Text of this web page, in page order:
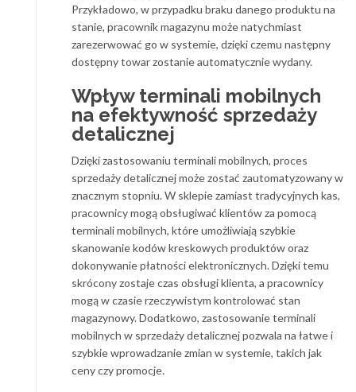
Przykładowo, w przypadku braku danego produktu na
stanie, pracownik magazynu może natychmiast
zarezerwować go w systemie, dzięki czemu następny
dostępny towar zostanie automatycznie wydany.
Wpływ terminali mobilnych
na efektywność sprzedaży
detalicznej
Dzięki zastosowaniu terminali mobilnych, proces
sprzedaży detalicznej może zostać zautomatyzowany w
znacznym stopniu. W sklepie zamiast tradycyjnych kas,
pracownicy mogą obsługiwać klientów za pomocą
terminali mobilnych, które umożliwiają szybkie
skanowanie kodów kreskowych produktów oraz
dokonywanie płatności elektronicznych. Dzięki temu
skrócony zostaje czas obsługi klienta, a pracownicy
mogą w czasie rzeczywistym kontrolować stan
magazynowy. Dodatkowo, zastosowanie terminali
mobilnych w sprzedaży detalicznej pozwala na łatwe i
szybkie wprowadzanie zmian w systemie, takich jak
ceny czy promocje.